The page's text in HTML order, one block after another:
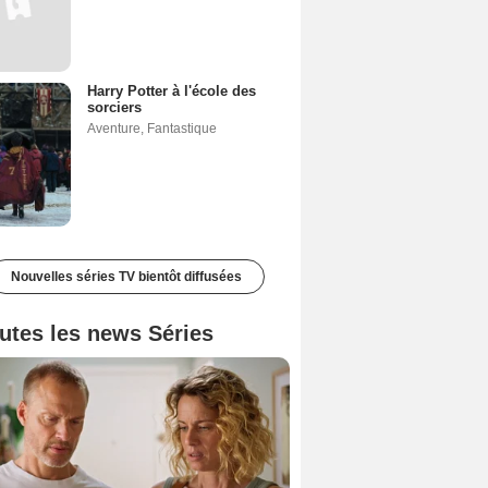
Harry Potter à l'école des
sorciers
Aventure, Fantastique
Nouvelles séries TV bientôt diffusées
les news Séries